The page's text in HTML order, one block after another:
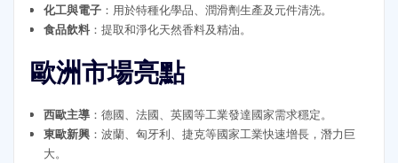
化工與電子：用於特種化學品、潤滑劑生產及元件清洗。
食品飲料：提取和淨化天然香料及精油。
歐洲市場亮點
西歐主導：德國、法國、英國等工業發達國家需求穩定。
東歐新興：波蘭、匈牙利、捷克等國家工業快速增長，潛力巨
大。